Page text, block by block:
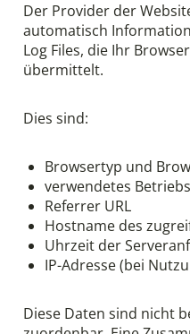
Der Provider der
automatisch
Log Files, die Ihr
übermittelt.
Dies sind:
Browsertyp und
verwendetes
Referrer URL
Hostname des
Uhrzeit der
IP-Adresse (bei
Diese Daten sind nicht